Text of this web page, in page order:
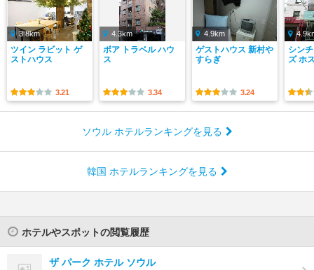
3.8km
ツイン ラビット ゲ
ストハウス
3.21
4.3km
ボア トラベル ハウ
ス
3.34
4.9km
ゲストハウス 新村や
すらぎ
3.24
シン
ズ ホ
ソウル ホテルランキングを見る
韓国 ホテルランキングを見る
ホテルやスポットの閲覧履歴
ザ パーク ホテル ソウル